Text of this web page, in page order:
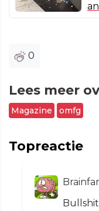
0
Lees meer
Magazine omfg
Topreactie